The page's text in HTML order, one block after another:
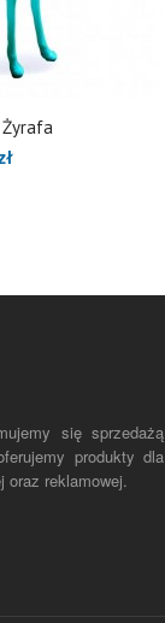
się sprzedażą
produkty dla
oraz reklamowej.